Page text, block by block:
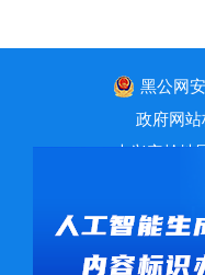
黑公网
政府网站
大兴安岭地
传真：